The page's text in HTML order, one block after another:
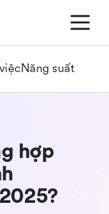
Năng suất
hợp